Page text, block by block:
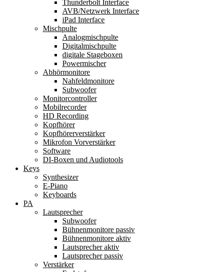
Thunderbolt Interface
AVB/Netzwerk Interface
iPad Interface
Mischpulte
Analogmischpulte
Digitalmischpulte
digitale Stageboxen
Powermischer
Abhörmonitore
Nahfeldmonitore
Subwoofer
Monitorcontroller
Mobilrecorder
HD Recording
Kopfhörer
Kopfhörerverstärker
Mikrofon Vorverstärker
Software
DI-Boxen und Audiotools
Keys
Synthesizer
E-Piano
Keyboards
PA
Lautsprecher
Subwoofer
Bühnenmonitore passiv
Bühnenmonitore aktiv
Lautsprecher aktiv
Lautsprecher passiv
Verstärker